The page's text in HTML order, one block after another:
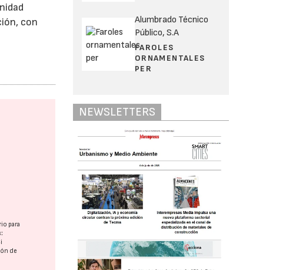
con
para
de
Alumbrado Técnico
Público, S.A
FAROLES
ORNAMENTALES
PER
NEWSLETTERS